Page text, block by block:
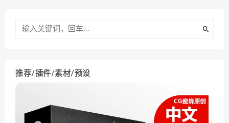
推荐/插件/素材/预设